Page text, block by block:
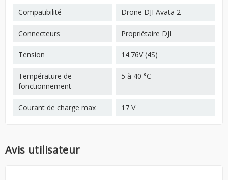
Compatibilité Drone DJI Avata 2
Connecteurs Propriétaire DJI
Tension 14.76V (4S)
Température de
fonctionnement
5 à 40 °C
Courant de charge max 17 V
Avis utilisateur